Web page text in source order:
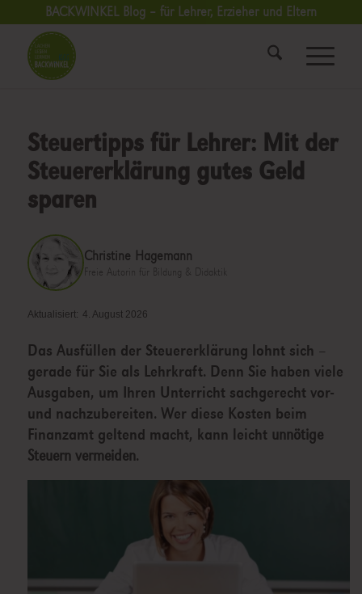
BACKWINKEL Blog – für Lehrer, Erzieher und Eltern
Steuertipps für Lehrer: Mit der
Steuererklärung gutes Geld
sparen
Christine Hagemann
Freie Autorin für Bildung & Didaktik
Aktualisiert: 4. August 2026
Das Ausfüllen der Steuererklärung lohnt sich –
gerade für Sie als Lehrkraft. Denn Sie haben viele
Ausgaben, um Ihren Unterricht sachgerecht vor-
und nachzubereiten. Wer diese Kosten beim
Finanzamt geltend macht, kann leicht unnötige
Steuern vermeiden.